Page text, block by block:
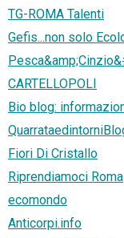
TG-ROMA Talenti
Gefis...non solo
CARTELLOPOLI
Bio blog:
Fiori Di Cristallo
Riprendiamoci Roma
ecomondo
Anticorpi.info